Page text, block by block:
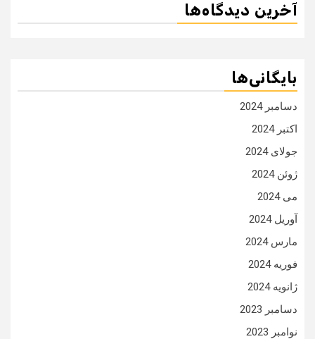
آخرین دیدگاه‌ها
بایگانی‌ها
دسامبر 2024
اکتبر 2024
جولای 2024
ژوئن 2024
می 2024
آوریل 2024
مارس 2024
فوریه 2024
ژانویه 2024
دسامبر 2023
نوامبر 2023